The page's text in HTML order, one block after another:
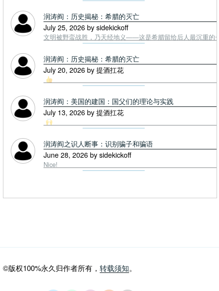
润涛阎：历史揭秘：希腊的灭亡
July 25, 2026 by sidekickoff
文明被野蛮战胜，乃天经地义——这是希腊留给后人最沉重的
润涛阎：历史揭秘：希腊的灭亡
July 20, 2026 by 提酒扛花
润涛阎：美国的建国：国父们的理论与实践
July 13, 2026 by 提酒扛花
润涛阎之识人断事：识别骗子和骗语
June 28, 2026 by sidekickoff
Nice!
©版权100%永久归作者所有， 转载须知。